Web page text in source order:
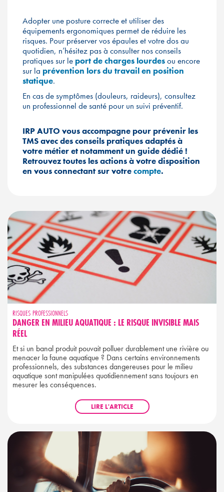
Adopter une posture correcte et utiliser des
équipements ergonomiques permet de réduire les
risques. Pour préserver vos épaules et votre dos au
quotidien, n’hésitez pas à consulter nos conseils
pratiques sur le port de charges lourdesou encore
sur la prévention lors du travail en position
statique.
En cas de symptômes (douleurs, raideurs), consultez
un professionnel de santé pour un suivi préventif.
IRP AUTO vous accompagne pour prévenir les
TMS avec des conseils pratiques adaptés à
votre métier et notamment un guide dédié !
Retrouvez toutes les actions à votre disposition
en vous connectant sur votrecompte.
RISQUES PROFESSIONNELS
DANGER EN MILIEU AQUATIQUE : LE RISQUE INVISIBLE MAIS
RÉEL
Et si un banal produit pouvait polluer durablement une rivière ou
menacer la faune aquatique ? Dans certains environnements
professionnels, des substances dangereuses pour le milieu
aquatique sont manipulées quotidiennement sans toujours en
mesurer les conséquences.
LIRE L'ARTICLE